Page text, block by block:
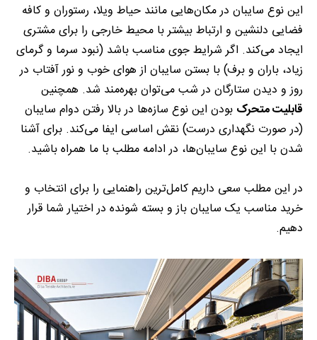
این نوع سایبان در مکان‌هایی مانند حیاط ویلا، رستوران و کافه
فضایی دلنشین و ارتباط بیشتر با محیط خارجی را برای مشتری
ایجاد می‌کند. اگر شرایط جوی مناسب باشد (نبود سرما و گرمای
زیاد، باران و برف) با بستن سایبان از هوای خوب و نور آفتاب در
روز و دیدن ستارگان در شب می‌توان بهره‌مند شد. همچنین
قابلیت متحرک بودن این نوع سازه‌ها در بالا رفتن دوام سایبان
(در صورت نگهداری درست) نقش اساسی ایفا می‌کند. برای آشنا
شدن با این نوع سایبان‌ها، در ادامه مطلب با ما همراه باشید.
در این مطلب سعی داریم کامل‌ترین راهنمایی را برای انتخاب و
خرید مناسب یک سایبان باز و بسته شونده در اختیار شما قرار
دهیم.